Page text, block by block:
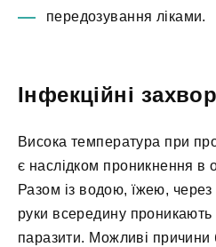
передозування ліками.
Інфекційні
Висока температура при
є наслідком проникнення в
Разом із водою, їжею, через
руки всередину проникають
паразити. Можливі причини